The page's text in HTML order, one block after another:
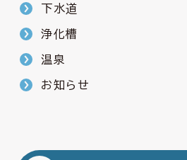
下水道
浄化槽
温泉
お知らせ